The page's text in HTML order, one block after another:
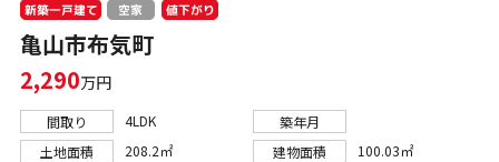
新築一戸建て 空家 値下がり
亀山市布気町
2,290万円
間取り 4LDK
築年月
土地面積
208.2㎡ 建物面積
100.03㎡